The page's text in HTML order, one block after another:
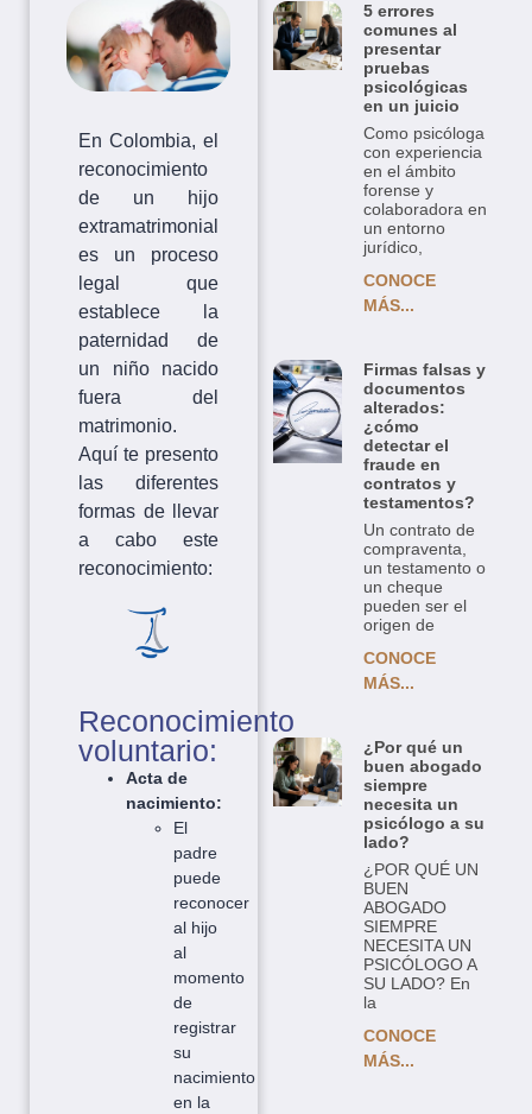
En Colombia, el
reconocimiento
de un hijo
extramatrimonial
es un proceso
legal que
establece la
paternidad de
un niño nacido
fuera del
matrimonio.
Aquí te presento
las diferentes
formas de llevar
a cabo este
reconocimiento:
Reconocimiento
voluntario:
Acta de
nacimiento:
El
padre
puede
reconocer
al hijo
al
momento
de
registrar
su
nacimiento
en la
5 errores
comunes al
presentar
pruebas
psicológicas
en un juicio
Como psicóloga
con experiencia
en el ámbito
forense y
colaboradora en
un entorno
jurídico,
CONOCE
MÁS...
Firmas falsas y
documentos
alterados:
¿cómo
detectar el
fraude en
contratos y
testamentos?
Un contrato de
compraventa,
un testamento o
un cheque
pueden ser el
origen de
CONOCE
MÁS...
¿Por qué un
buen abogado
siempre
necesita un
psicólogo a su
lado?
¿POR QUÉ UN
BUEN
ABOGADO
SIEMPRE
NECESITA UN
PSICÓLOGO A
SU LADO? En
la
CONOCE
MÁS...